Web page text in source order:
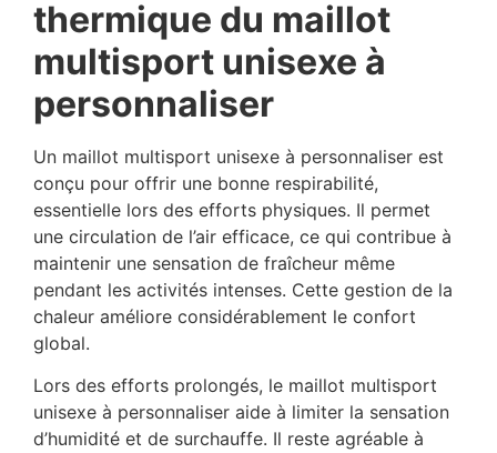
thermique du maillot
multisport unisexe à
personnaliser
Un maillot multisport unisexe à personnaliser est
conçu pour offrir une bonne respirabilité,
essentielle lors des efforts physiques. Il permet
une circulation de l’air efficace, ce qui contribue à
maintenir une sensation de fraîcheur même
pendant les activités intenses. Cette gestion de la
chaleur améliore considérablement le confort
global.
Lors des efforts prolongés, le maillot multisport
unisexe à personnaliser aide à limiter la sensation
d’humidité et de surchauffe. Il reste agréable à